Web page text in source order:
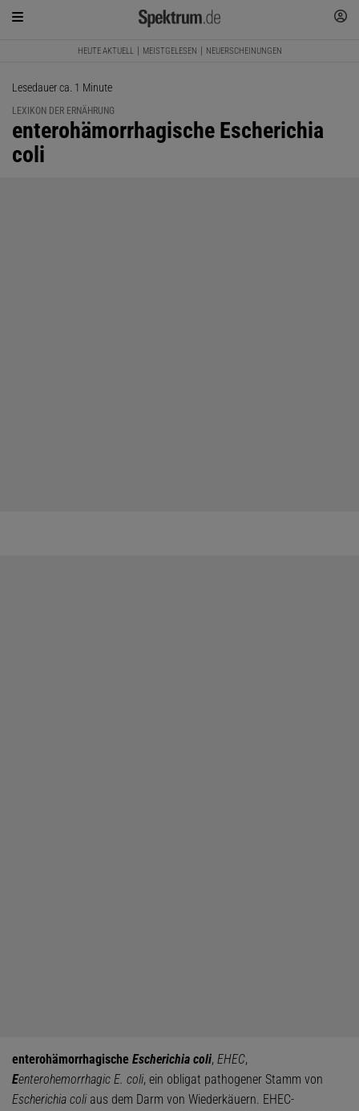
HEUTE AKTUELL MEISTGELESEN NEUERSCHEINUNGEN
Lesedauer ca. 1 Minute
LEXIKON DER ERNÄHRUNG
:
enterohämorrhagische Escherichia
coli
enterohämorrhagische Escherichia coli, EHEC,
Eenterohemorrhagic E. coli, ein obligat pathogener Stamm von
Escherichia coli aus dem Darm von Wiederkäuern. EHEC-